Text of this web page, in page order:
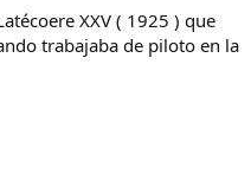
XXV ( 1925 ) que
trabajaba de piloto en la